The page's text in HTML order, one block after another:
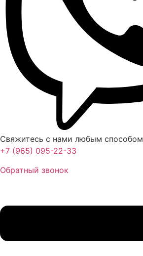
Свяжитесь с нами любым способом
+7 (965) 095-22-33
Обратный звонок